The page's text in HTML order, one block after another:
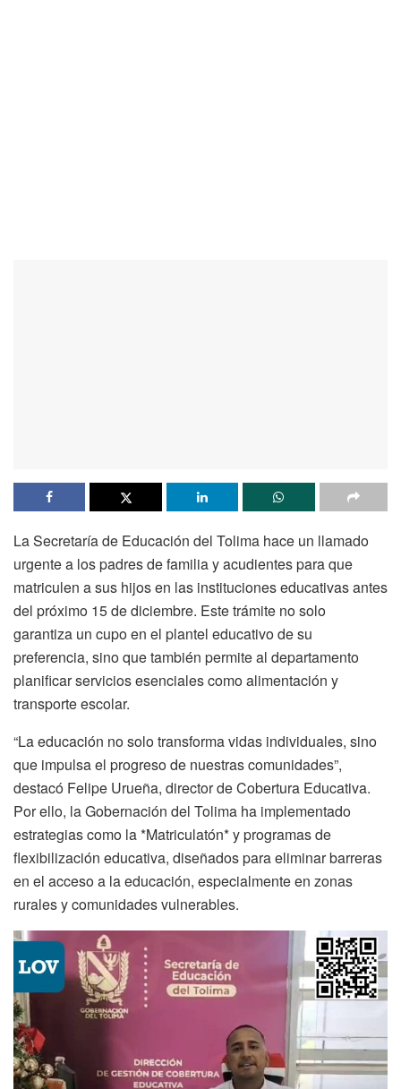
La Secretaría de Educación del Tolima hace un llamado
urgente a los padres de familia y acudientes para que
matriculen a sus hijos en las instituciones educativas antes
del próximo 15 de diciembre. Este trámite no solo
garantiza un cupo en el plantel educativo de su
preferencia, sino que también permite al departamento
planificar servicios esenciales como alimentación y
transporte escolar.
“La educación no solo transforma vidas individuales, sino
que impulsa el progreso de nuestras comunidades”,
destacó Felipe Urueña, director de Cobertura Educativa.
Por ello, la Gobernación del Tolima ha implementado
estrategias como la *Matriculatón* y programas de
flexibilización educativa, diseñados para eliminar barreras
en el acceso a la educación, especialmente en zonas
rurales y comunidades vulnerables.